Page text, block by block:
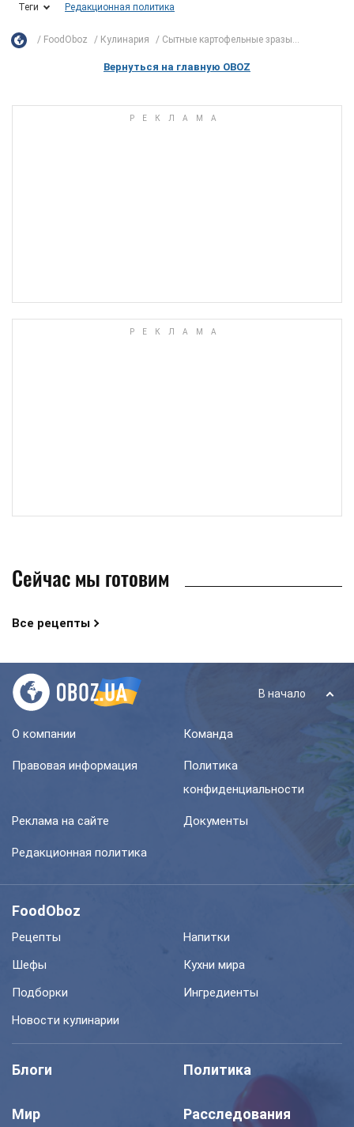
Теги Редакционная политика
FoodOboz Кулинария Сытные картофельные зразы...
Вернуться на главную OBOZ
Сейчас мы готовим
Все рецепты
В начало
О компании Команда
Правовая информация
Политика
конфиденциальности
Реклама на сайте Документы
Редакционная политика
FoodOboz
Рецепты
Напитки
Шефы
Кухни мира
Подборки
Ингредиенты
Новости кулинарии
Блоги Политика
Мир Расследования